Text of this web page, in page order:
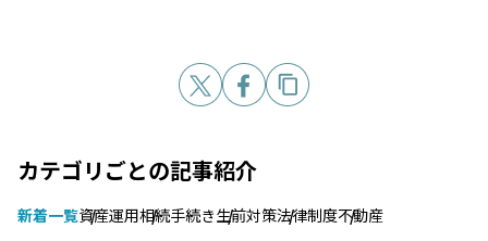
カテゴリごとの記事紹介
新着一覧資産運用相続手続き生前対策法律制度不動産